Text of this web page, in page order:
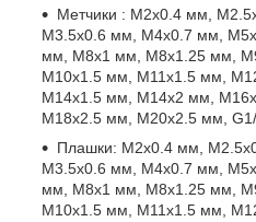
Метчики : M2x0.4 мм,
M3.5x0.6 мм, M4x0.7 мм,
мм, M8x1 мм, M8x1.25 мм,
M10x1.5 мм, M11x1.5 мм,
M14x1.5 мм, M14x2 мм,
M18x2.5 мм, M20x2.5 мм,
Плашки: M2x0.4 мм,
M3.5x0.6 мм, M4x0.7 мм,
мм, M8x1 мм, M8x1.25 мм,
M10x1.5 мм, M11x1.5 мм,